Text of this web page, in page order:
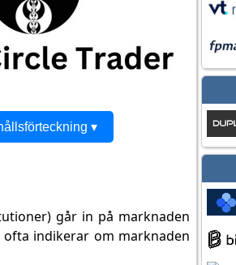
▾
går in på marknaden
indikerar om marknaden